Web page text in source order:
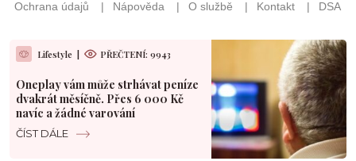
Lifestyle | PŘEČTENÍ: 9943
Oneplay vám může strhávat peníze
dvakrát měsíčně. Přes 6 000 Kč
navíc a žádné varování
ČÍST DÁLE